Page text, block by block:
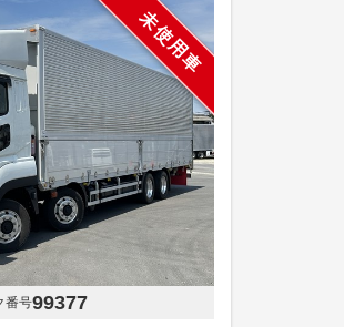
未使用車
番号99377